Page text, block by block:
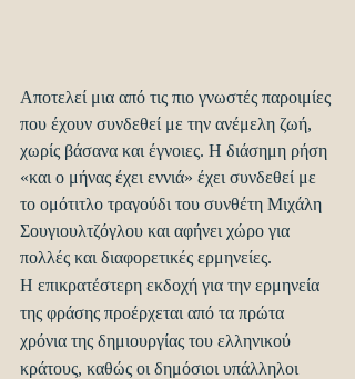
Αποτελεί μια από τις πιο γνωστές παροιμίες
που έχουν συνδεθεί με την ανέμελη ζωή,
χωρίς βάσανα και έγνοιες. Η διάσημη ρήση
«και ο μήνας έχει εννιά» έχει συνδεθεί με
το ομότιτλο τραγούδι του συνθέτη Μιχάλη
Σουγιουλτζόγλου και αφήνει χώρο για
πολλές και διαφορετικές ερμηνείες.
Η επικρατέστερη εκδοχή για την ερμηνεία
της φράσης προέρχεται από τα πρώτα
χρόνια της δημιουργίας του ελληνικού
κράτους, καθώς οι δημόσιοι υπάλληλοι